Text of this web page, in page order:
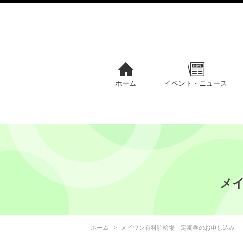
ホーム イベント・ニュース
ホーム メイワン有料駐輪場 定期券のお申し込み